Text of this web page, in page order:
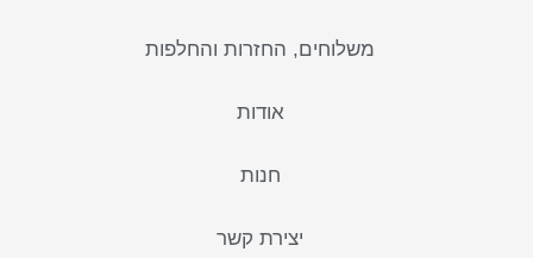
משלוחים, החזרות והחלפות
אודות
חנות
יצירת קשר